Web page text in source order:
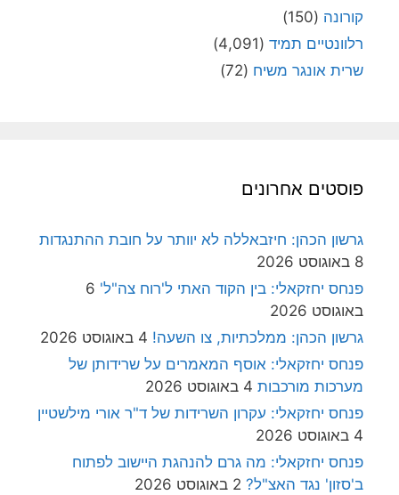
קורונה (150)
רלוונטיים תמיד (4,091)
שרית אונגר משיח (72)
פוסטים אחרונים
גרשון הכהן: חיזבאללה לא יוותר על חובת ההתנגדות
8 באוגוסט 2026
פנחס יחזקאלי: בין הקוד האתי ל'רוח צה"ל' 6
באוגוסט 2026
גרשון הכהן: ממלכתיות, צו השעה! 4 באוגוסט 2026
פנחס יחזקאלי: אוסף המאמרים על שרידותן של
מערכות מורכבות 4 באוגוסט 2026
פנחס יחזקאלי: עקרון השרידות של ד"ר אורי מילשטיין
4 באוגוסט 2026
פנחס יחזקאלי: מה גרם להנהגת היישוב לפתוח
ב'סזון' נגד האצ"ל? 2 באוגוסט 2026